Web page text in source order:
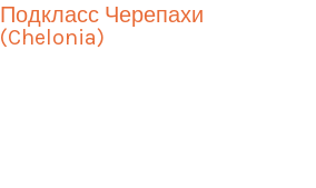
Подкласс Черепахи
(Chelonia)